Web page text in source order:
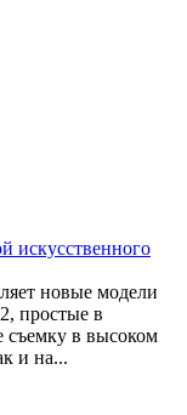
искусственного
новые модели
простые в
съемку в высоком
и на...